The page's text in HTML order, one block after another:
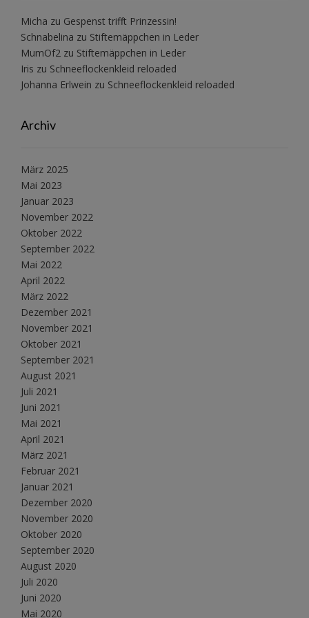
Micha zu Gespenst trifft Prinzessin!
Schnabelina zu Stiftemäppchen in Leder
MumOf2 zu Stiftemäppchen in Leder
Iris zu Schneeflockenkleid reloaded
Johanna Erlwein zu Schneeflockenkleid reloaded
Archiv
März 2025
Mai 2023
Januar 2023
November 2022
Oktober 2022
September 2022
Mai 2022
April 2022
März 2022
Dezember 2021
November 2021
Oktober 2021
September 2021
August 2021
Juli 2021
Juni 2021
Mai 2021
April 2021
März 2021
Februar 2021
Januar 2021
Dezember 2020
November 2020
Oktober 2020
September 2020
August 2020
Juli 2020
Juni 2020
Mai 2020